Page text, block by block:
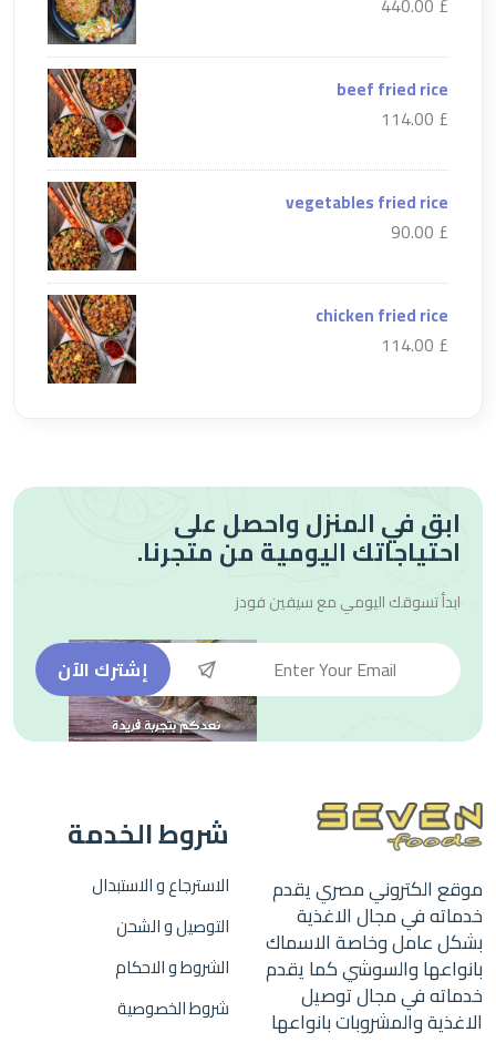
beef fried rice
£ 114.00
vegetables fried rice
£ 90.00
chicken fried rice
£ 114.00
ابق في المنزل واحصل على
احتياجاتك اليومية من متجرنا.
ابدأ تسوقك اليومي معسيفين فودز
إشترك الآن
موقع الكتروني مصري يقدم
خدماته في مجال الاغذية
بشكل عامل وخاصة الاسماك
بانواعها والسوشي كما يقدم
خدماته في مجال توصيل
الاغذية والمشروبات بانواعها
شروط الخدمة
الاسترجاع و الاستبدال
التوصيل و الشحن
الشروط و الاحكام
شروط الخصوصية